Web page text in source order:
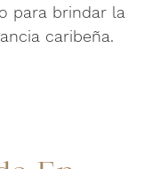
para brindar la
caribeña.